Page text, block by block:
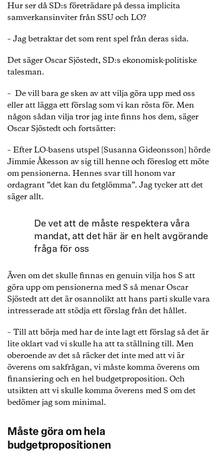
Hur ser då SD:s företrädare på dessa implicita
samverkansinviter från SSU och LO?
– Jag betraktar det som rent spel från deras sida.
Det säger Oscar Sjöstedt, SD:s ekonomisk-politiske
talesman.
– De vill bara ge sken av att vilja göra upp med oss
eller att lägga ett förslag som vi kan rösta för. Men
någon sådan vilja tror jag inte finns hos dem, säger
Oscar Sjöstedt och fortsätter:
– Efter LO-basens utspel [Susanna Gideonsson] hörde
Jimmie Åkesson av sig till henne och föreslog ett möte
om pensionerna. Hennes svar till honom var
ordagrant ”det kan du fetglömma”. Jag tycker att det
säger allt.
De vet att de måste respektera våra
mandat, att det här är en helt avgörande
fråga för oss
Även om det skulle finnas en genuin vilja hos S att
göra upp om pensionerna med S så menar Oscar
Sjöstedt att det är osannolikt att hans parti skulle vara
intresserade att stödja ett förslag från det hållet.
– Till att börja med har de inte lagt ett förslag så det är
lite oklart vad vi skulle ha att ta ställning till. Men
oberoende av det så räcker det inte med att vi är
överens om sakfrågan, vi måste komma överens om
finansiering och en hel budgetproposition. Och
utsikten att vi skulle komma överens med S om det
bedömer jag som minimal.
Måste göra om hela
budgetpropositionen